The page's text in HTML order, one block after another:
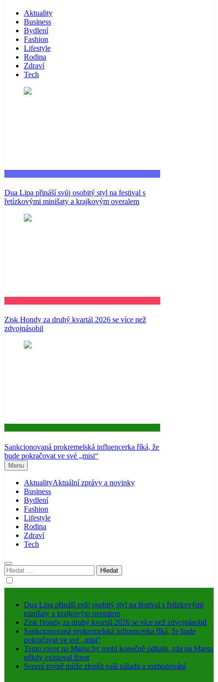
Aktuality
Business
Bydlení
Fashion
Lifestyle
Rodina
Zdraví
Tech
Dua Lipa přináší svůj osobitý styl na festival s
řetízkovými minišaty a krajkovým overalem
Zisk Hondy za druhý kvartál 2026 se více než
zdvojnásobil
Sankcionovaná prokremelská influencerka říká, že
bude pokračovat ve své „misi“
Menu
AktualityAktuální zprávy a novinky
Business
Bydlení
Fashion
Lifestyle
Rodina
Zdraví
Tech
Vyhledávání
Dua Lipa přináší svůj osobitý styl na festival s řetízkovými
minišaty a krajkovým overalem
Zisk Hondy za druhý kvartál 2026 se více než zdvojnásobil
Sankcionovaná prokremelská influencerka říká, že bude
pokračovat ve své „misi“
Tento rover na Marsu by mohl konečně odhalit, zda na Marsu
někdy existoval život
Sezení rovně může zlepšit vaši náladu a rozhodování